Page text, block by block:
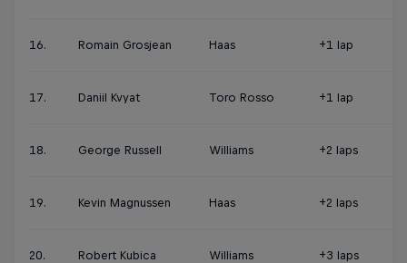
16. Romain Grosjean Haas +1 lap
17. Daniil Kvyat Toro Rosso +1 lap
18. George Russell Williams +2 laps
19. Kevin Magnussen Haas +2 laps
20. Robert Kubica Williams +3 laps